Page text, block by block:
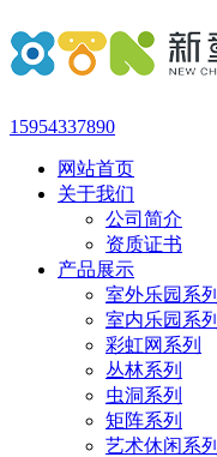
15954337890
网站首页
关于我们
公司简介
资质证书
产品展示
室外乐园系列
室内乐园系列
彩虹网系列
丛林系列
虫洞系列
矩阵系列
艺术休闲系列